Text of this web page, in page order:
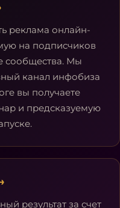
реклама онлайн-
на подписчиков
сообщества. Мы
канал инфобиза
вы получаете
и предсказуемую
результат за счет